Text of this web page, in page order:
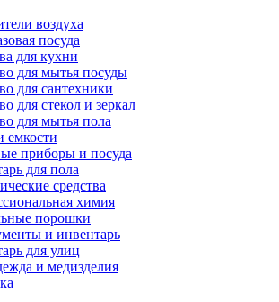
воздуха
посуда
для кухни
для мытья посуды
для сантехники
для стекол и зеркал
для мытья пола
емкости
приборы и посуда
для пола
средства
химия
порошки
и инвентарь
для улиц
и медизделия